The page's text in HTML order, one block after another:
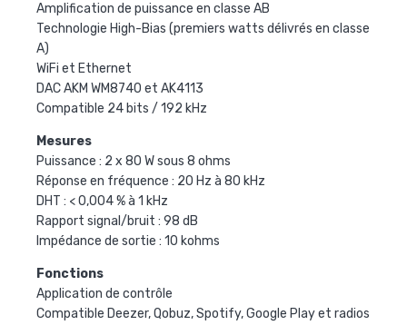
Amplification de puissance en classe AB
Technologie High-Bias (premiers watts délivrés en classe
A)
WiFi et Ethernet
DAC AKM WM8740 et AK4113
Compatible 24 bits / 192 kHz
Mesures
Puissance : 2 x 80 W sous 8 ohms
Réponse en fréquence : 20 Hz à 80 kHz
DHT : < 0,004 % à 1 kHz
Rapport signal/bruit : 98 dB
Impédance de sortie : 10 kohms
Fonctions
Application de contrôle
Compatible Deezer, Qobuz, Spotify, Google Play et radios